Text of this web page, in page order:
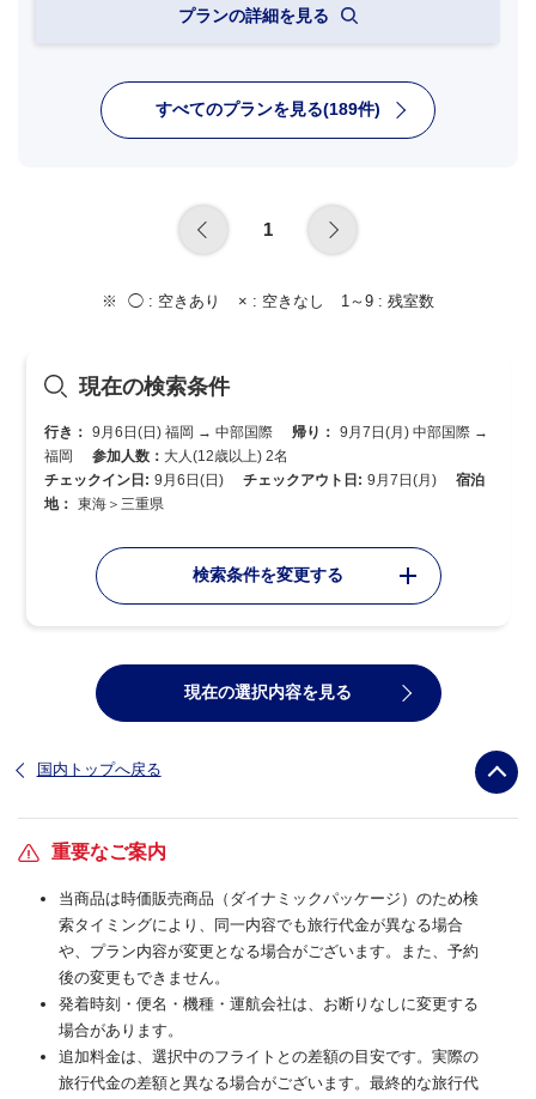
プランの詳細を見る
すべてのプランを見る(189件)
1
◯ : 空きあり × : 空きなし 1～9 : 残室数
現在の検索条件
行き： 9月6日(日) 福岡 → 中部国際 帰り： 9月7日(月) 中部国際 →
福岡
参加人数： 大人(12歳以上) 2名
チェックイン日: 9月6日(日) チェックアウト日: 9月7日(月)
宿泊
地： 東海＞三重県
検索条件を変更する
現在の選択内容を見る
国内トップへ戻る
重要なご案内
当商品は時価販売商品（ダイナミックパッケージ）のため検
索タイミングにより、同一内容でも旅行代金が異なる場合
や、プラン内容が変更となる場合がございます。また、予約
後の変更もできません。
発着時刻・便名・機種・運航会社は、お断りなしに変更する
場合があります。
追加料金は、選択中のフライトとの差額の目安です。実際の
旅行代金の差額と異なる場合がございます。最終的な旅行代